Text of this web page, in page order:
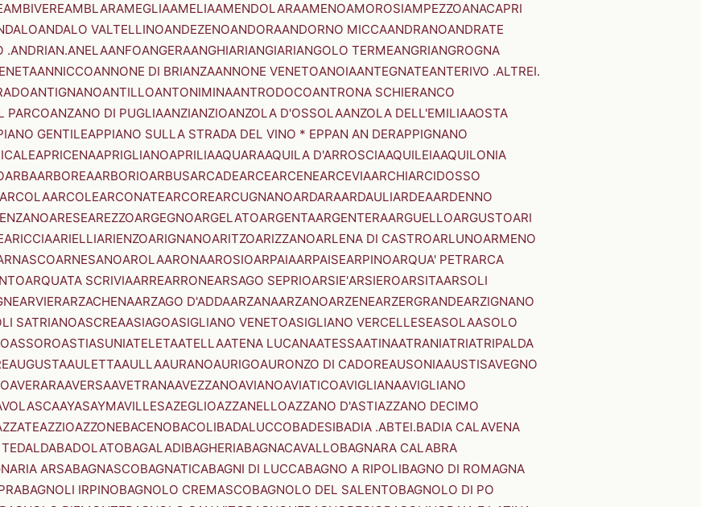
AMBIVEREAMBLARAMEGLIAAMELIAAMENDOLARAAMENOAMOROSIAMPEZZOANACAPRI
ANDALO VALTELLINOANDEZENOANDORAANDORNO MICCAANDRANOANDRATE
.ANDRIAN.ANELAANFOANGERAANGHIARIANGIARIANGOLO TERMEANGRIANGROGNA
ANNICCOANNONE DI BRIANZAANNONE VENETOANOIAANTEGNATEANTERIVO .ALTREI.
ANTIGNANOANTILLOANTONIMINAANTRODOCOANTRONA SCHIERANCO
PARCOANZANO DI PUGLIAANZIANZIOANZOLA D'OSSOLAANZOLA DELL'EMILIAAOSTA
GENTILEAPPIANO SULLA STRADA DEL VINO * EPPAN AN DERAPPIGNANO
APRICENAAPRIGLIANOAPRILIAAQUARAAQUILA D'ARROSCIAAQUILEIAAQUILONIA
ARBAARBOREAARBORIOARBUSARCADEARCEARCENEARCEVIAARCHIARCIDOSSO
ARCOLAARCOLEARCONATEARCOREARCUGNANOARDARAARDAULIARDEAARDENNO
ARESEAREZZOARGEGNOARGELATOARGENTAARGENTERAARGUELLOARGUSTOARI
ARICCIAARIELLIARIENZOARIGNANOARITZOARIZZANOARLENA DI CASTROARLUNOARMENO
ARNESANOAROLAARONAAROSIOARPAIAARPAISEARPINOARQUA' PETRARCA
ARQUATA SCRIVIAARREARRONEARSAGO SEPRIOARSIE'ARSIEROARSITAARSOLI
ARVIERARZACHENAARZAGO D'ADDAARZANAARZANOARZENEARZERGRANDEARZIGNANO
SATRIANOASCREAASIAGOASIGLIANO VENETOASIGLIANO VERCELLESEASOLAASOLO
ASSOROASTIASUNIATELETAATELLAATENA LUCANAATESSAATINAATRANIATRIATRIPALDA
AUGUSTAAULETTAAULLAAURANOAURIGOAURONZO DI CADOREAUSONIAAUSTISAVEGNO
AVERARAAVERSAAVETRANAAVEZZANOAVIANOAVIATICOAVIGLIANAAVIGLIANO
AYASAYMAVILLESAZEGLIOAZZANELLOAZZANO D'ASTIAZZANO DECIMO
AZZIOAZZONEBACENOBACOLIBADALUCCOBADESIBADIA .ABTEI.BADIA CALAVENA
BADOLATOBAGALADIBAGHERIABAGNACAVALLOBAGNARA CALABRA
ARSABAGNASCOBAGNATICABAGNI DI LUCCABAGNO A RIPOLIBAGNO DI ROMAGNA
BAGNOLI IRPINOBAGNOLO CREMASCOBAGNOLO DEL SALENTOBAGNOLO DI PO